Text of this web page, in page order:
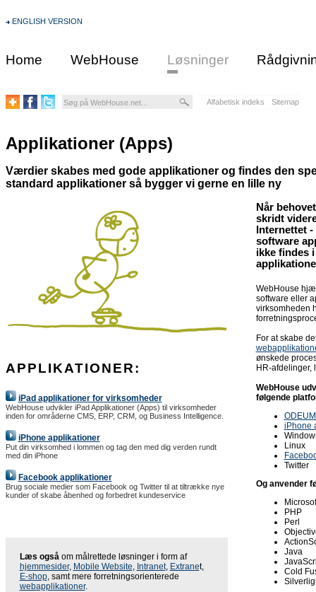
ENGLISH VERSION
Home WebHouse Løsninger
Alfabetisk indeks Sitemap
Applikationer (Apps)
Værdier skabes med gode applikationer og findes den
standard applikationer så bygger vi gerne en lille ny
APPLIKATIONER:
iPad applikationer for virksomheder
WebHouse udvikler iPad Applikationer (Apps) til virksomheder
inden for områderne CMS, ERP, CRM, og Business Intelligence.
iPhone applikationer
Put din virksomhed i lommen og tag den med dig verden rundt
med din iPhone
Facebook applikationer
Brug sociale medier som Facebook og Twitter til at tiltrække nye
kunder of skabe åbenhed og forbedret kundeservice
Læs ogsåom målrettede løsninger i form af
hjemmesider, Mobile Website, Intranet, Extranet,
E-shop, samt mere forretningsorienterede
webapplikationer.
Når
skridt
Internettet
software
ikke findes
WebHouse
software eller
virksomheden
For at skabe
ønskede
HR-afdelinger,
WebHouse
følgende
iPhone
Linux
Twitter
Og anvender
PHP
Perl
Java
Cold